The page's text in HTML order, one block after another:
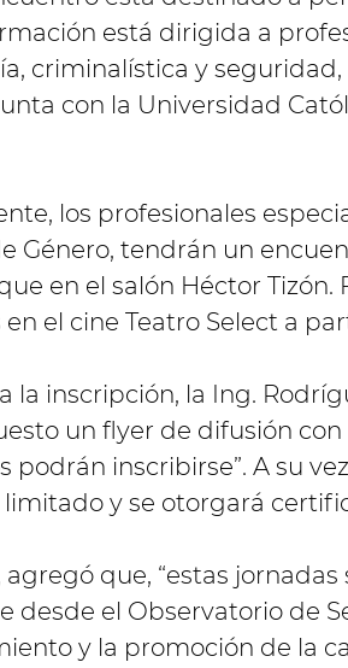
está dirigida a
criminalística y
con la Universidad
los profesionales
Género, tendrán un
en el salón Héctor
el cine Teatro Select a
la inscripción, la Ing.
un flyer de difusión
podrán inscribirse”. A su
y se otorgará
que, “estas
desde el Observatorio de
y la promoción de la